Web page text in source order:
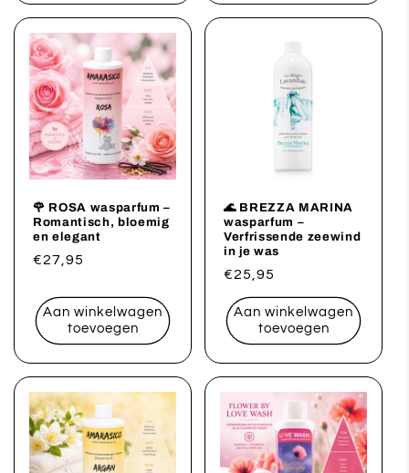
🌹 ROSA wasparfum –
Romantisch, bloemig
en elegant
Normale
€27,95
Aan winkelwagen
toevoegen
🌊 BREZZA MARINA
wasparfum –
Verfrissende zeewind
in je was
Normale
prijs
€25,95
Aan winkelwagen
toevoegen